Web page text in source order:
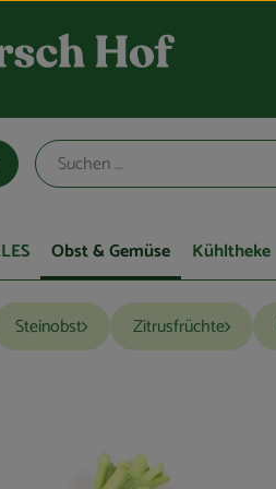
Obst & Gemüse Kühltheke
Steinobst Zitrusfrüchte